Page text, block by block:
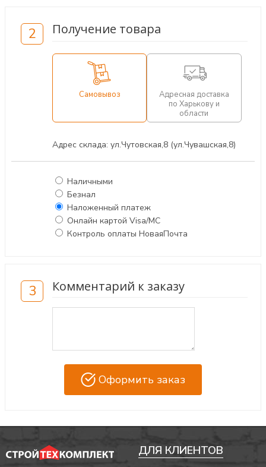
2 Получение товара
Самовывоз
Адресная доставка
по Харькову и
области
Адрес склада: ул.Чутовская,8 (ул.Чувашская,8)
Наличными
Безнал
Наложенный платеж
Онлайн картой Visa/MC
Контроль оплаты НоваяПочта
3 Комментарий к заказу
Оформить заказ
ДЛЯ КЛИЕНТОВ